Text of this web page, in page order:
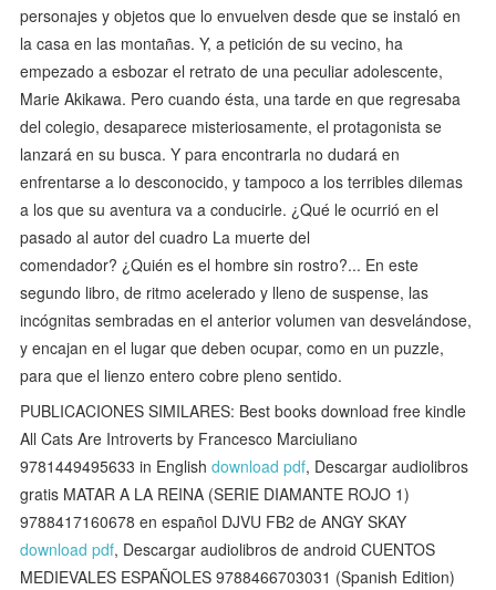
personajes y objetos que lo envuelven desde que se instaló en
la casa en las montañas. Y, a petición de su vecino, ha
empezado a esbozar el retrato de una peculiar adolescente,
Marie Akikawa. Pero cuando ésta, una tarde en que regresaba
del colegio, desaparece misteriosamente, el protagonista se
lanzará en su busca. Y para encontrarla no dudará en
enfrentarse a lo desconocido, y tampoco a los terribles dilemas
a los que su aventura va a conducirle. ¿Qué le ocurrió en el
pasado al autor del cuadro La muerte del
comendador? ¿Quién es el hombre sin rostro?... En este
segundo libro, de ritmo acelerado y lleno de suspense, las
incógnitas sembradas en el anterior volumen van desvelándose,
y encajan en el lugar que deben ocupar, como en un puzzle,
para que el lienzo entero cobre pleno sentido.
PUBLICACIONES SIMILARES: Best books download free kindle
All Cats Are Introverts by Francesco Marciuliano
9781449495633 in Englishdownload pdf, Descargar audiolibros
gratis MATAR A LA REINA (SERIE DIAMANTE ROJO 1)
9788417160678 en español DJVU FB2 de ANGY SKAY
download pdf, Descargar audiolibros de android CUENTOS
MEDIEVALES ESPAÑOLES 9788466703031 (Spanish Edition)